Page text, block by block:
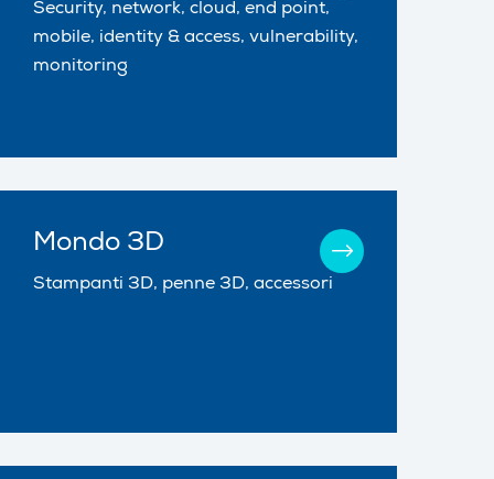
Security, network, cloud, end point,
mobile, identity & access, vulnerability,
monitoring
Mondo 3D
Stampanti 3D, penne 3D, accessori